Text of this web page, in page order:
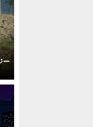
ー